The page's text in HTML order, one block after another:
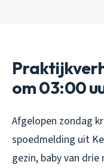
om 03:00
Afgelopen zondag
spoedmelding uit
gezin, baby van